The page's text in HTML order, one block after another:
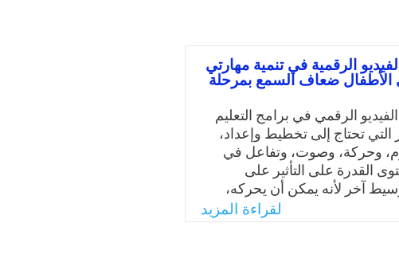
الرقمية في تنمية مهارتي
الأطفال ضعاف السمع بمرحلة
الرقمي في برامج التعليم
التي تحتاج إلى تخطيط وإعداد،
وحركة، وصوت، وتفاعل في
القدرة على التأثير على
آخر لأنه يمكن أن يحركه،
له تعليمات، ويعرض عليه طرق
آخرين. ومن خلال عمل
لقراءة المزيد